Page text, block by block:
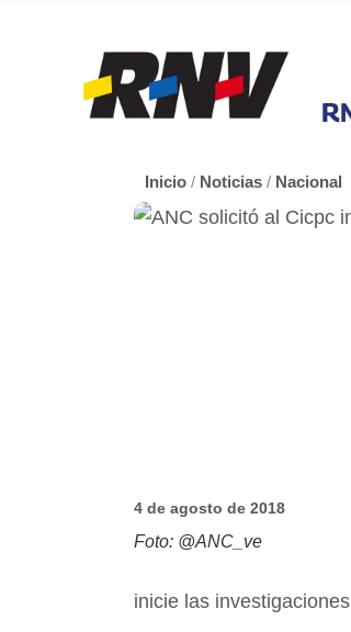
Inicio / Noticias / Nacional
4 de agosto de 2018
Foto: @ANC_ve
inicie las